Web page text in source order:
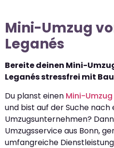
Mini-Umzug
Leganés
Bereite deinen Mini-
Leganés stressfrei mit
Du planst einen Mini-Umzug
und bist auf der Suche nach
Umzugsunternehmen?
Umzugsservice aus Bonn,
umfangreiche